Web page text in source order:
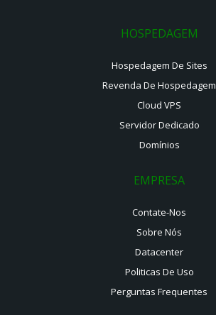
HOSPEDAGEM
Hospedagem De Sites
Revenda De Hospedagem
Cloud VPS
Servidor Dedicado
Domínios
EMPRESA
Contate-Nos
Sobre Nós
Datacenter
Politicas De Uso
Perguntas Frequentes